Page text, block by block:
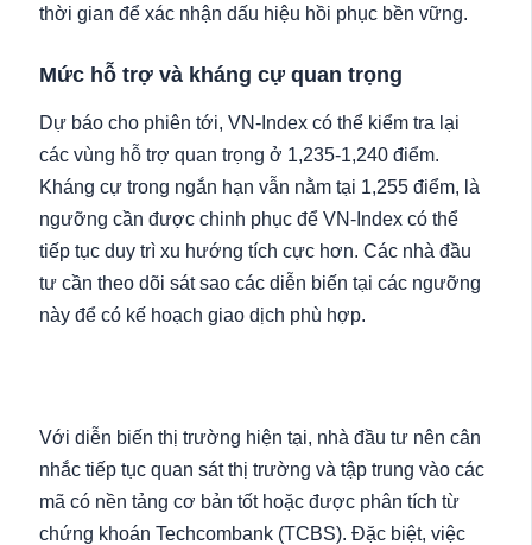
thời gian để xác nhận dấu hiệu hồi phục bền vững.
Mức hỗ trợ và kháng cự quan trọng
Dự báo cho phiên tới, VN-Index có thể kiểm tra lại
các vùng hỗ trợ quan trọng ở 1,235-1,240 điểm.
Kháng cự trong ngắn hạn vẫn nằm tại 1,255 điểm, là
ngưỡng cần được chinh phục để VN-Index có thể
tiếp tục duy trì xu hướng tích cực hơn. Các nhà đầu
tư cần theo dõi sát sao các diễn biến tại các ngưỡng
này để có kế hoạch giao dịch phù hợp.
Với diễn biến thị trường hiện tại, nhà đầu tư nên cân
nhắc tiếp tục quan sát thị trường và tập trung vào các
mã có nền tảng cơ bản tốt hoặc được phân tích từ
chứng khoán Techcombank (TCBS). Đặc biệt, việc